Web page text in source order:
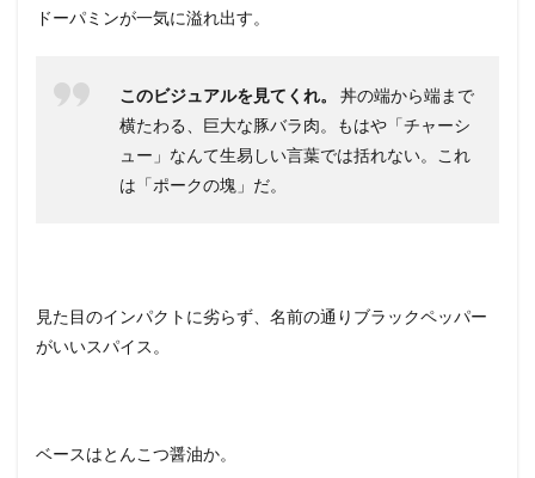
ドーパミンが一気に溢れ出す。
このビジュアルを見てくれ。
丼の端から端まで
横たわる、巨大な豚バラ肉。もはや「チャーシ
ュー」なんて生易しい言葉では括れない。これ
は「ポークの塊」だ。
見た目のインパクトに劣らず、名前の通りブラックペッパー
がいいスパイス。
ベースはとんこつ醤油か。